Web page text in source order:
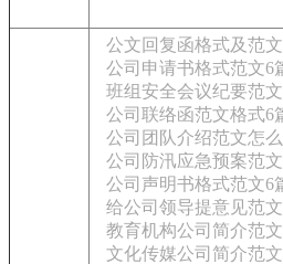
公文回复函格式及范
公司申请书格式范文6
班组安全会议纪要范
公司联络函范文格式6
公司团队介绍范文怎
公司防汛应急预案范
公司声明书格式范文6
给公司领导提意见范
教育机构公司简介范文
文化传媒公司简介范文